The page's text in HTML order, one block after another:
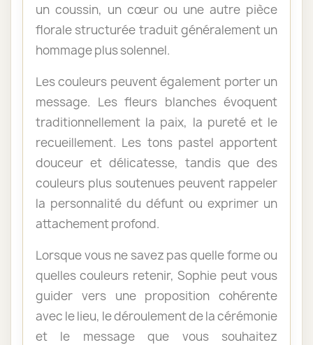
un coussin, un cœur ou une autre pièce
florale structurée traduit généralement un
hommage plus solennel.
Les couleurs peuvent également porter un
message. Les fleurs blanches évoquent
traditionnellement la paix, la pureté et le
recueillement. Les tons pastel apportent
douceur et délicatesse, tandis que des
couleurs plus soutenues peuvent rappeler
la personnalité du défunt ou exprimer un
attachement profond.
Lorsque vous ne savez pas quelle forme ou
quelles couleurs retenir, Sophie peut vous
guider vers une proposition cohérente
avec le lieu, le déroulement de la cérémonie
et le message que vous souhaitez